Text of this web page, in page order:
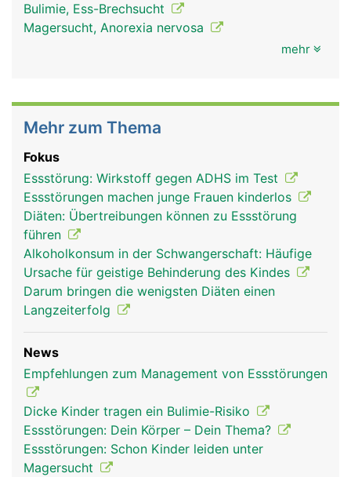
Bulimie, Ess-Brechsucht
Magersucht, Anorexia nervosa
mehr
Mehr zum Thema
Fokus
Essstörung: Wirkstoff gegen ADHS im Test
Essstörungen machen junge Frauen kinderlos
Diäten: Übertreibungen können zu Essstörung
führen
Alkoholkonsum in der Schwangerschaft: Häufige
Ursache für geistige Behinderung des Kindes
Darum bringen die wenigsten Diäten einen
Langzeiterfolg
News
Empfehlungen zum Management von Essstörungen
Dicke Kinder tragen ein Bulimie-Risiko
Essstörungen: Dein Körper – Dein Thema?
Essstörungen: Schon Kinder leiden unter
Magersucht